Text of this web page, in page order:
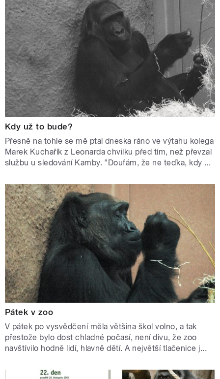
Kdy už to bude?
Přesně na tohle se mě ptal dneska ráno ve výtahu kolega
Marek Kuchařík z Leonarda chvilku před tím, než převzal
službu u sledování Kamby. "Doufám, že ne teďka, kdy ...
Pátek v zoo
V pátek po vysvědčení měla většina škol volno, a tak
přestože bylo dost chladné počasí, není divu, že zoo
navštívilo hodně lidí, hlavně dětí. A největší tlačenice j...